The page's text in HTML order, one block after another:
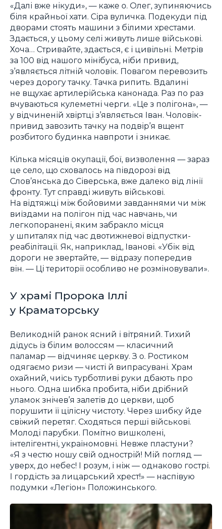
«Далі вже нікуди», — каже о. Олег, зупиняючись
біля крайньої хати. Сіра вуличка. Подекуди під
дворами стоять машини з білими хрестами.
Здається, у цьому селі живуть лише військові.
Хоча… Стривайте, здається, є і цивільні. Метрів
за 100 від нашого мінібуса, ніби привид,
з’являється літній чоловік. Повагом перевозить
через дорогу тачку. Тачка рипить. Вдалині
не вщухає артилерійська канонада. Раз по раз
вчуваються кулеметні черги. «Це з полігона», —
у відчиненій хвіртці з’являється Іван. Чоловік-
привид завозить тачку на подвір’я вщент
розбитого будинка навпроти і зникає.
Кілька місяців окупації, бої, визволення — зараз
це село, що сховалось на півдорозі від
Слов’янська до Сіверська, вже далеко від лінії
фронту. Тут справді живуть військові.
На відтяжці між бойовими завданнями чи між
виїздами на полігон під час навчань, чи
легкопоранені, яким забракло місця
у шпиталях під час двотижневої відпустки-
реабілітації. Як, наприклад, Іванові. «Убік від
дороги не звертайте, — відразу попередив
він. — Ці території особливо не розміновували».
У храмі Пророка Іллі
у Краматорську
Великодній ранок ясний і вітряний. Тихий
дідусь із білим волоссям — класичний
паламар — відчиняє церкву. З о. Ростиком
одягаємо ризи — чисті й випрасувані. Храм
охайний, чиїсь турботливі руки дбають про
нього. Одна шибка пробита, ніби дрібний
уламок знічев’я залетів до церкви, щоб
порушити її цілісну чистоту. Через шибку йде
свіжий перетяг. Сходяться перші військові.
Молоді парубки. Помітно вишколені,
інтелігентні, україномовні. Невже пластуни?
«Я з честю ношу свій однострій! Мій погляд —
уверх, до небес! І розум, і ніж — однаково гострі.
І гордість за лицарський хрест!» — наспівую
подумки «Легіон» Положинського.